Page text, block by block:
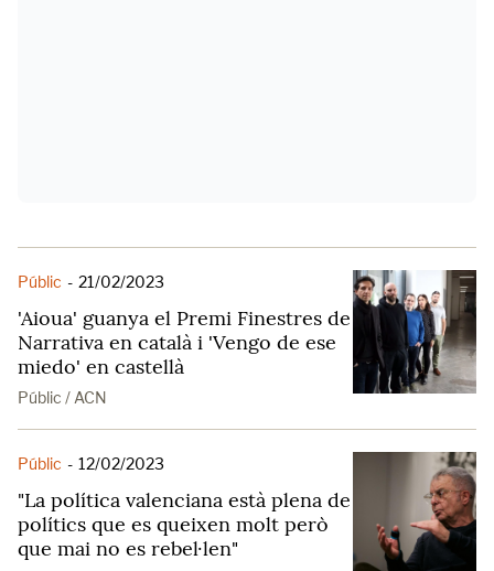
Públic - 21/02/2023
'Aioua' guanya el Premi Finestres de
Narrativa en català i 'Vengo de ese
miedo' en castellà
Públic / ACN
Públic - 12/02/2023
"La política valenciana està plena de
polítics que es queixen molt però
que mai no es rebel·len"